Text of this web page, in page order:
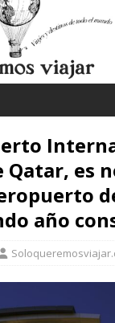
Qatar, es
año